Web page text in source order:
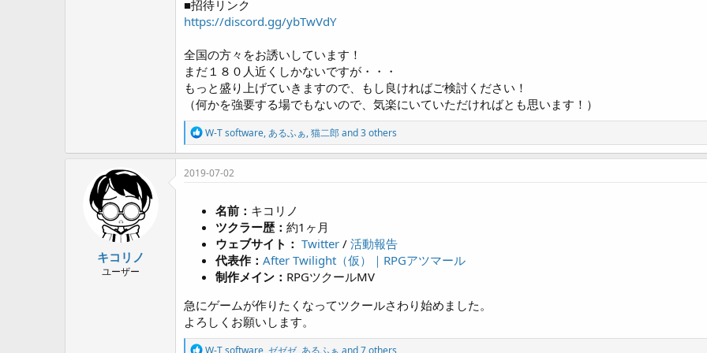
■招待リンク
https://discord.gg/ybTwVdY
全国の方々をお誘いしています！
まだ１８０人近くしかないですが・・・
もっと盛り上げていきますので、もし良ければご検討ください！
（何かを強要する場でもないので、気楽にいていただければとも思います！）
R
e
a
c
o
s
:
W-T software,あるふぁ,猫二郎and 3 others
キコリノ
ユーザー
2019-07-02
名前： キコリノ
ツクラー歴： 約1ヶ月
ウェブサイト： Twitter / 活動報告
代表作： After Twilight（仮）｜RPGアツマール
制作メイン： RPGツクールMV
急にゲームが作りたくなってツクールさわり始めました。
よろしくお願いします。
R
W-T software ゼゼゼ あるふぁ and 7 others